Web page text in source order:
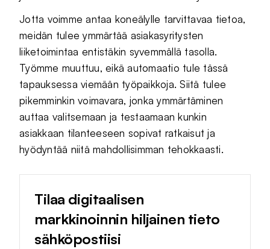
Jotta voimme antaa koneälylle tarvittavaa tietoa,
meidän tulee ymmärtää asiakasyritysten
liiketoimintaa entistäkin syvemmällä tasolla.
Työmme muuttuu, eikä automaatio tule tässä
tapauksessa viemään työpaikkoja. Siitä tulee
pikemminkin voimavara, jonka ymmärtäminen
auttaa valitsemaan ja testaamaan kunkin
asiakkaan tilanteeseen sopivat ratkaisut ja
hyödyntää niitä mahdollisimman tehokkaasti.
Tilaa digitaalisen
markkinoinnin hiljainen tieto
sähköpostiisi